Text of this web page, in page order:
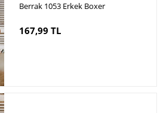
Berrak 1053 Erkek Boxer
167,99 TL